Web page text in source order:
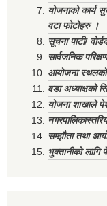
योजनाको कार्य
वटा फोटोहरु ।
सूचना पाटी/
सार्वजनिक
आयोजना स्थलको
वडा अध्याक्षको
योजना शाखाले
सम्झौता तथा
भुक्तानीको लागि